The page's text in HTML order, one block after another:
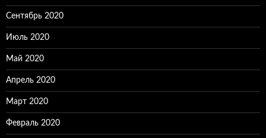
Сентябрь 2020
Июль 2020
Май 2020
Апрель 2020
Март 2020
Февраль 2020